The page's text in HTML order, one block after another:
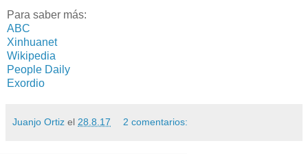
Para saber más:
ABC
Xinhuanet
Wikipedia
People Daily
Exordio
Juanjo Ortiz el 28.8.17 2 comentarios: